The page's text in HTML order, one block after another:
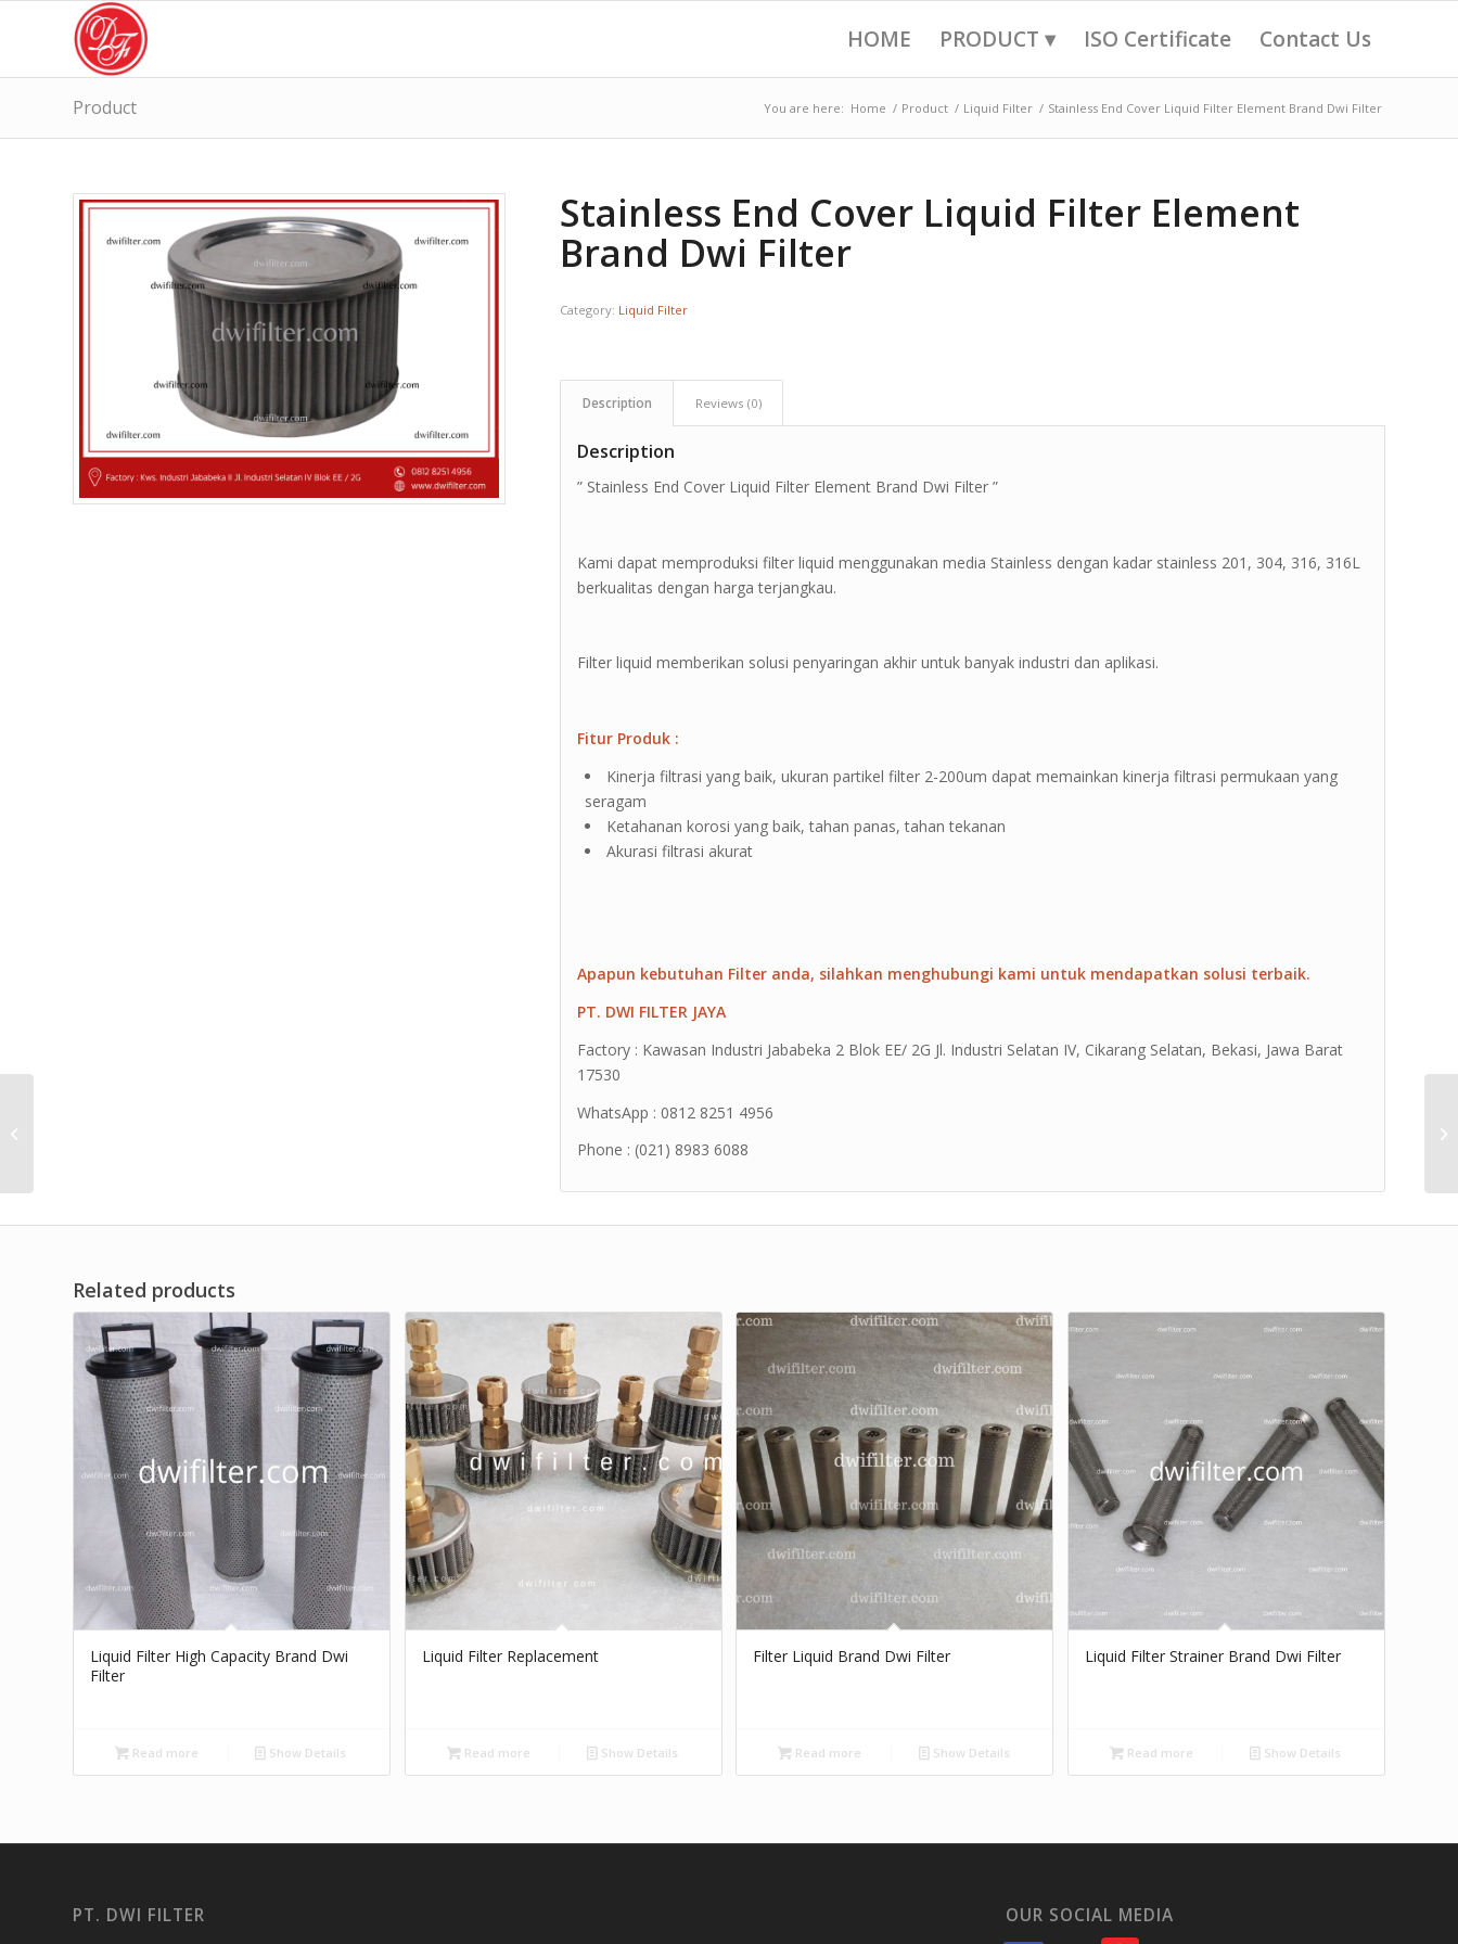
HOME PRODUCT ▾ ISO Certificate Contact Us
Product You are here: Home / Product / Liquid Filter / Stainless End Cover Liquid Filter Element Brand Dwi Filter
Stainless End Cover Liquid Filter Element
Brand Dwi Filter
Category: Liquid Filter
Description Reviews (0)
Description
” Stainless End Cover Liquid Filter Element Brand Dwi Filter ”
Kami dapat memproduksi filter liquid menggunakan media Stainless dengan kadar stainless 201, 304, 316, 316L
berkualitas dengan harga terjangkau.
Filter liquid memberikan solusi penyaringan akhir untuk banyak industri dan aplikasi.
Fitur Produk :
Kinerja filtrasi yang baik, ukuran partikel filter 2-200um dapat memainkan kinerja filtrasi permukaan yang
seragam
Ketahanan korosi yang baik, tahan panas, tahan tekanan
Akurasi filtrasi akurat
Apapun kebutuhan Filter anda, silahkan menghubungi kami untuk mendapatkan solusi terbaik.
PT. DWI FILTER JAYA
Factory : Kawasan Industri Jababeka 2 Blok EE/ 2G Jl. Industri Selatan IV, Cikarang Selatan, Bekasi, Jawa Barat
17530
WhatsApp : 0812 8251 4956
Phone : (021) 8983 6088
Related products
Liquid Filter High Capacity Brand Dwi
Filter
Read more Show Details
Liquid Filter Replacement
Read more Show Details
Filter Liquid Brand Dwi Filter
Read more Show Details
Liquid Filter Strainer Brand Dwi Filter
Read more Show Details
PT. DWI FILTER OUR SOCIAL MEDIA